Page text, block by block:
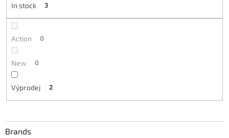
g
In stock 3
Action 0
New 0
Výprodej 2
Brands